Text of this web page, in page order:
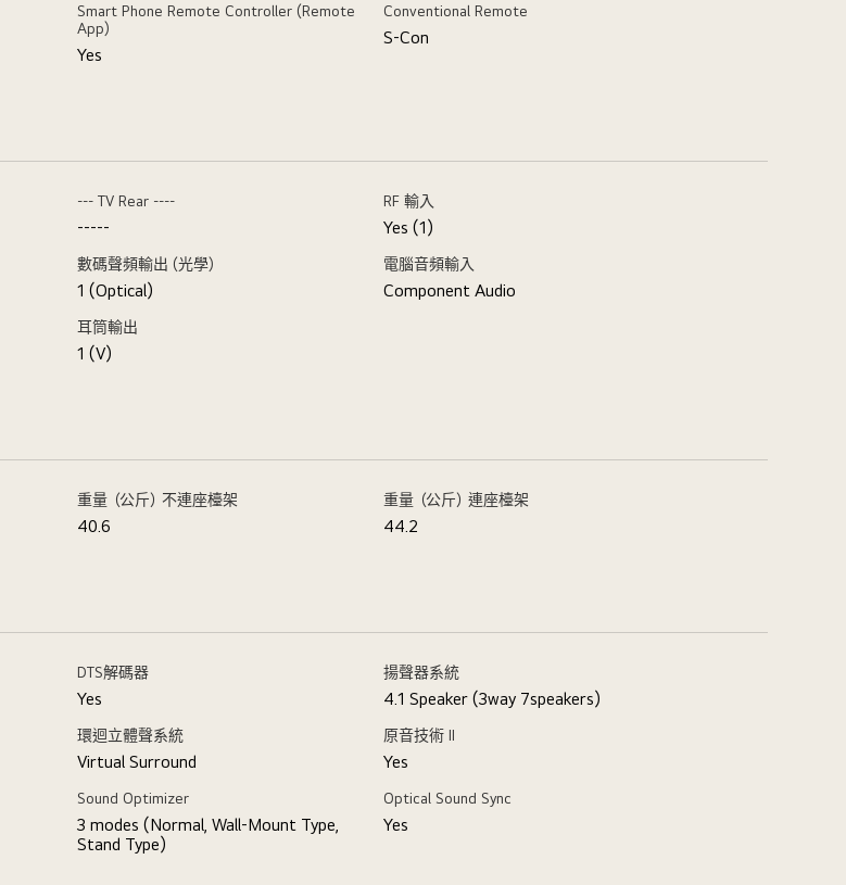
Smart Phone Remote Controller (Remote
App)
Yes
Conventional Remote
S-Con
--- TV Rear ----
-----
RF 輸入
Yes (1)
數碼聲頻輸出 (光學)
1 (Optical)
電腦音頻輸入
Component Audio
耳筒輸出
1 (V)
重量（公斤）不連座檯架
40.6
重量（公斤）連座檯架
44.2
DTS解碼器
Yes
揚聲器系統
4.1 Speaker (3way 7speakers)
環迴立體聲系統
Virtual Surround
原音技術 II
Yes
Sound Optimizer
3 modes (Normal, Wall-Mount Type,
Stand Type)
Optical Sound Sync
Yes